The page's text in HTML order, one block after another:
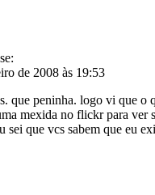
de 2008 às 19:53
que peninha. logo vi que o
mexida no flickr para ver
sei que vcs sabem que eu